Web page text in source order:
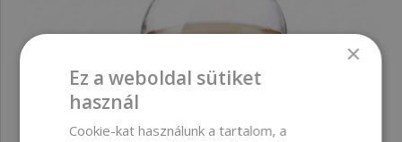
×
Ez a weboldal sütiket
használ
Cookie-kat használunk a tartalom, a